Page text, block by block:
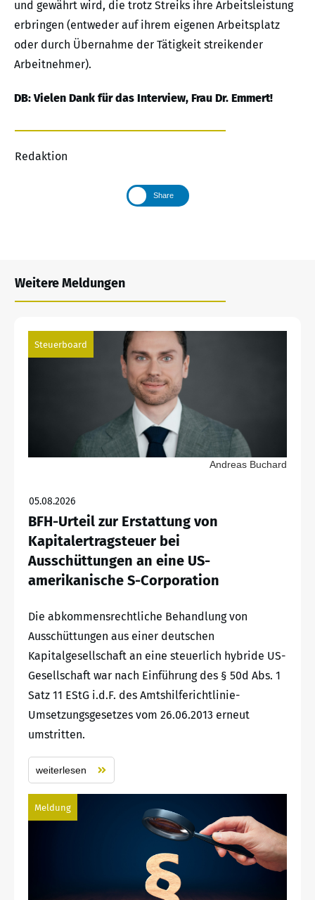
und gewährt wird, die trotz Streiks ihre Arbeitsleistung
erbringen (entweder auf ihrem eigenen Arbeitsplatz
oder durch Übernahme der Tätigkeit streikender
Arbeitnehmer).
DB: Vielen Dank für das Interview, Frau Dr. Emmert!
Redaktion
Share
Weitere Meldungen
Steuerboard
Andreas Buchard
05.08.2026
BFH-Urteil zur Erstattung von
Kapitalertragsteuer bei
Ausschüttungen an eine US-
amerikanische S-Corporation
Die abkommensrechtliche Behandlung von
Ausschüttungen aus einer deutschen
Kapitalgesellschaft an eine steuerlich hybride US-
Gesellschaft war nach Einführung des § 50d Abs. 1
Satz 11 EStG i.d.F. des Amtshilferichtlinie-
Umsetzungsgesetzes vom 26.06.2013 erneut
umstritten.
weiterlesen
Meldung